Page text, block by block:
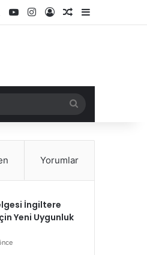
YouTubeInstagramKayıt OlRastgele Makale
yap
Yorumlar
İngiltere
Yeni Uygunluk